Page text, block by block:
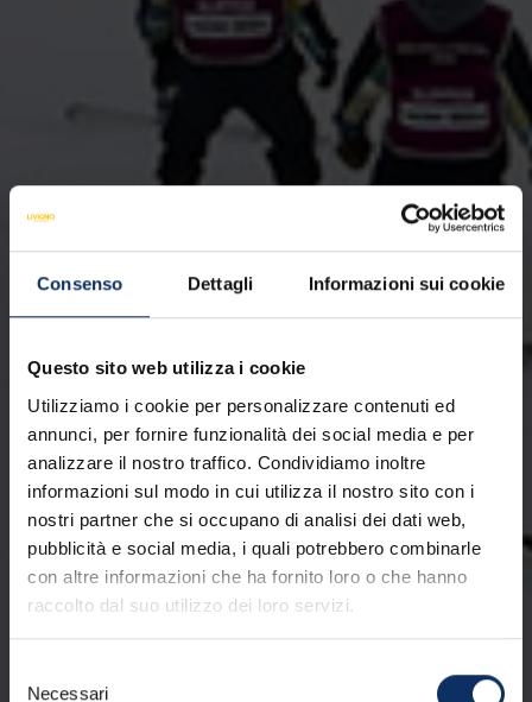
Consenso Dettagli Informazioni sui cookie
Questo sito web utilizza i cookie
Utilizziamo i cookie per personalizzare contenuti ed
annunci, per fornire funzionalità dei social media e per
analizzare il nostro traffico. Condividiamo inoltre
informazioni sul modo in cui utilizza il nostro sito con i
nostri partner che si occupano di analisi dei dati web,
pubblicità e social media, i quali potrebbero combinarle
con altre informazioni che ha fornito loro o che hanno
raccolto dal suo utilizzo dei loro servizi.
Necessari